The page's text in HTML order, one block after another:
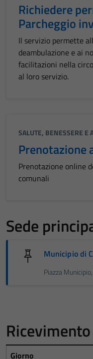
Richiedere
Parcheggio
Il servizio permette
deambulazione e ai
facilitazioni nella
al loro servizio.
SALUTE, BENESSERE E
Prenotazione
Prenotazione online
comunali
Sede
Municipio di
Piazza
Giorno